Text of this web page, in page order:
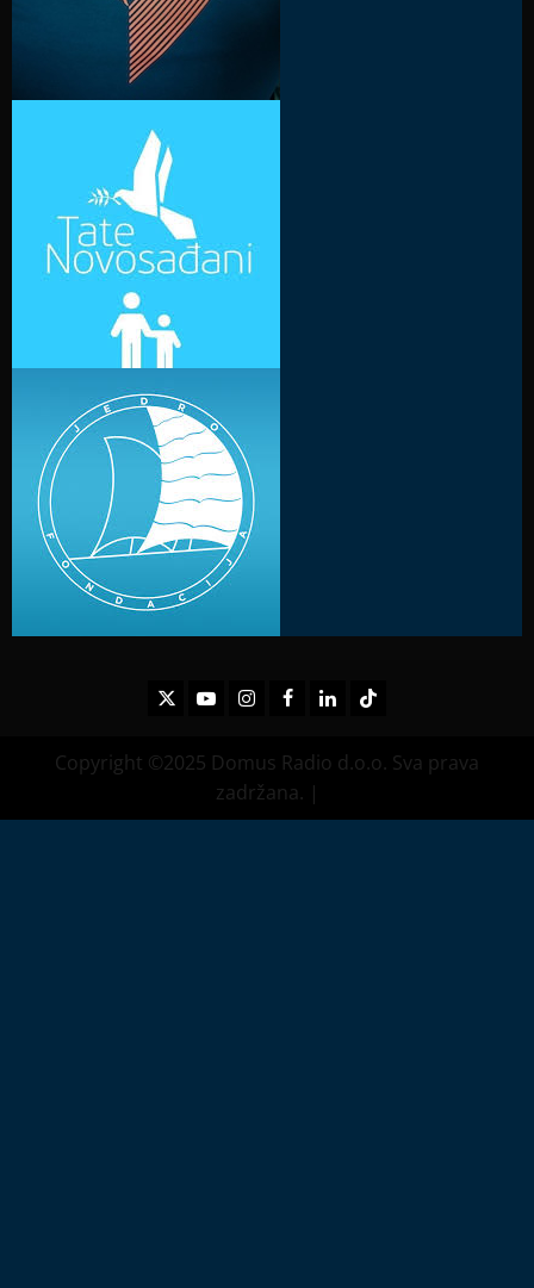
TwitterYoutubeInstagramFacebook
LinkedInTikTok
Copyright ©2025 Domus Radio d.o.o. Sva prava
zadržana. |